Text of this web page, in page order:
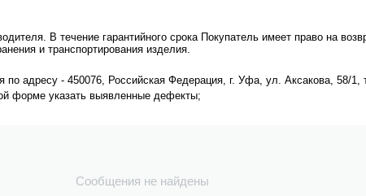
В течение гарантийного срока Покупатель имеет право на
и транспортирования изделия.
по адресу - 450076, Российская Федерация, г. Уфа, ул. Аксакова, 58/1,
форме указать выявленные дефекты;
Сообщения не найдены